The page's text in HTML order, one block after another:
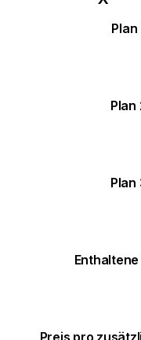
Plan
Plan
Plan
Preis pro